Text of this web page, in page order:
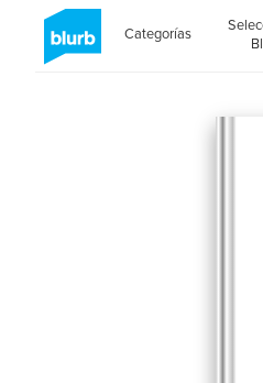
Categorías